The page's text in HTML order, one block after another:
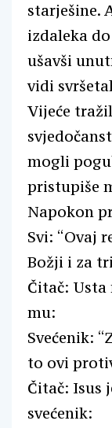
starješine.
izdaleka
ušavši
vidi
Vijeće
mogli
pristupiše
Napokon
Svi: “Ovaj
Božji i za
Čitač: Usta
mu:
Svećenik:
to ovi
Čitač: Isus
svećenik: